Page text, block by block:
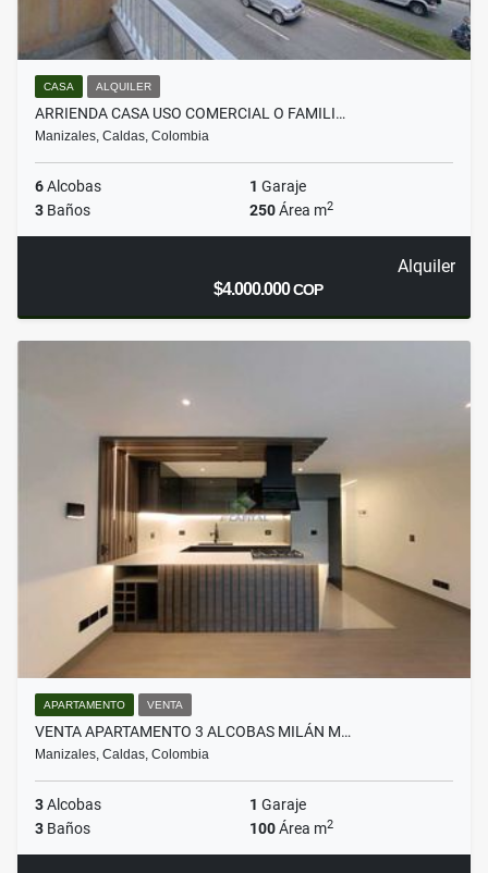
CASA ALQUILER
ARRIENDA CASA USO COMERCIAL O FAMILI…
Manizales, Caldas, Colombia
6Alcobas 1 Garaje
3 Baños 250Área m2
Alquiler
$4.000.000COP
APARTAMENTO VENTA
VENTA APARTAMENTO 3 ALCOBAS MILÁN M…
Manizales, Caldas, Colombia
3Alcobas 1 Garaje
3 Baños 100Área m2